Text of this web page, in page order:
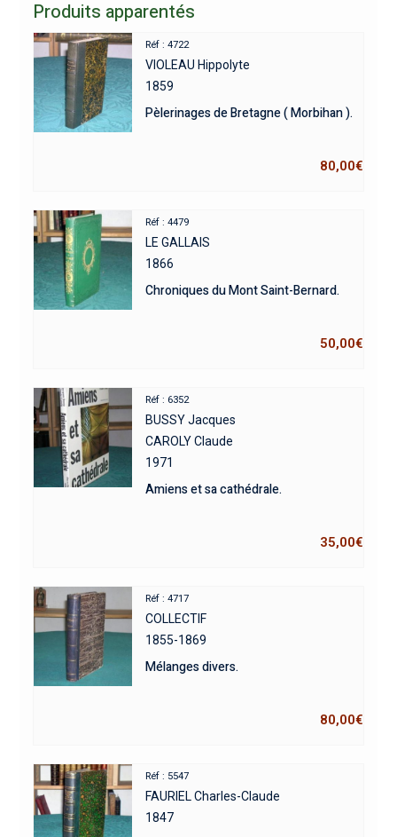
Produits apparentés
Réf : 4722
VIOLEAU Hippolyte
1859
Pèlerinages de Bretagne ( Morbihan ).
80,00€
Réf : 4479
LE GALLAIS
1866
Chroniques du Mont Saint-Bernard.
50,00€
Réf : 6352
BUSSY Jacques
CAROLY Claude
1971
Amiens et sa cathédrale.
35,00€
Réf : 4717
COLLECTIF
1855-1869
Mélanges divers.
80,00€
Réf : 5547
FAURIEL Charles-Claude
1847